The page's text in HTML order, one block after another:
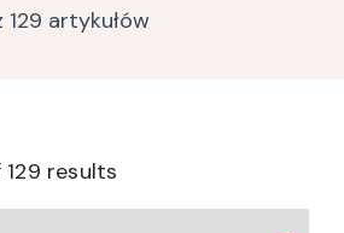
129 artykułów
129 results